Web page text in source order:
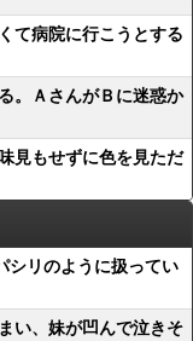
て病院に行こうとする
。ＡさんがＢに迷惑か
見もせずに色を見ただ
シリのように扱ってい
い、妹が凹んで泣きそ